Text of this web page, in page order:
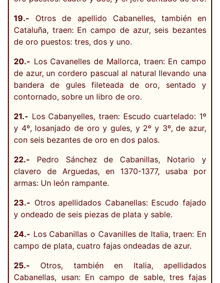
19.- Otros de apellido Cabanelles, también en
Cataluña, traen: En campo de azur, seis bezantes
de oro puestos: tres, dos y uno.
20.- Los Cavanelles de Mallorca, traen: En campo
de azur, un cordero pascual al natural llevando una
bandera de gules fileteada de oro, sentado y
contornado, sobre un libro de oro.
21.- Los Cabanyelles, traen: Escudo cuartelado: 1º
y 4º, losanjado de oro y gules, y 2º y 3º, de azur,
con seis bezantes de oro en dos palos.
22.- Pedro Sánchez de Cabanillas, Notario y
clavero de Arguedas, en 1370-1377, usaba por
armas: Un león rampante.
23.- Otros apellidados Cabanellas: Escudo fajado
y ondeado de seis piezas de plata y sable.
24.- Los Cabanillas o Cavanilles de Italia, traen: En
campo de plata, cuatro fajas ondeadas de azur.
25.- Otros, también en Italia, apellidados
Cabanellas, usan: En campo de sable, tres fajas